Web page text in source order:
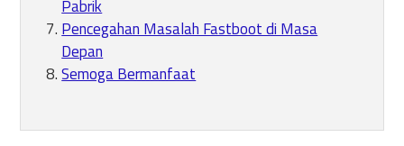
Pabrik
Pencegahan Masalah Fastboot di Masa
Depan
Semoga Bermanfaat